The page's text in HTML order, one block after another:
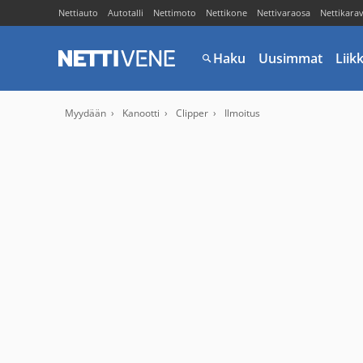
Nettiauto Autotalli Nettimoto Nettikone Nettivaraosa
Haku Uusimmat
Myydään Kanootti Clipper Ilmoitus